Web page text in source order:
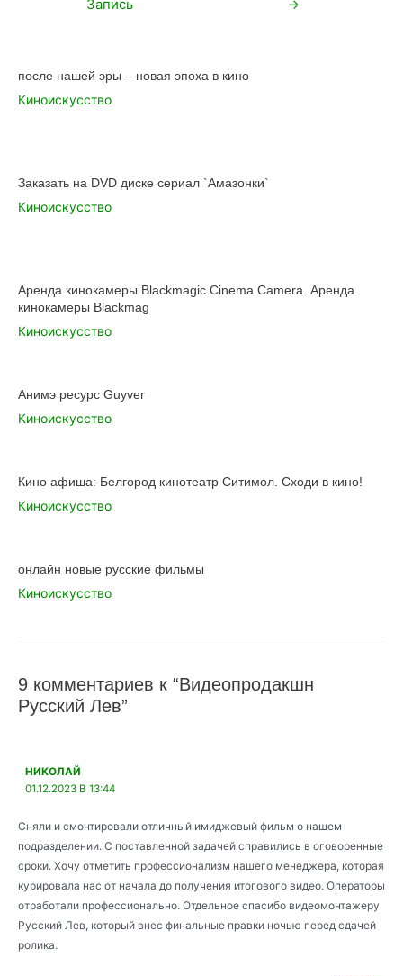
Запись
→
после нашей эры – новая эпоха в кино
Киноискусство
Заказать на DVD диске сериал `Амазонки`
Киноискусство
Аренда кинокамеры Blackmagic Cinema Camera. Аренда
кинокамеры Blackmag
Киноискусство
Анимэ ресурс Guyver
Киноискусство
Кино афиша: Белгород кинотеатр Ситимол. Сходи в кино!
Киноискусство
онлайн новые русские фильмы
Киноискусство
9 комментариев к “Видеопродакшн
Русский Лев”
НИКОЛАЙ
01.12.2023 В 13:44
Сняли и смонтировали отличный имиджевый фильм о нашем
подразделении. С поставленной задачей справились в оговоренные
сроки. Хочу отметить профессионализм нашего менеджера, которая
курировала нас от начала до получения итогового видео. Операторы
отработали профессионально. Отдельное спасибо видеомонтажеру
Русский Лев, который внес финальные правки ночью перед сдачей
ролика.